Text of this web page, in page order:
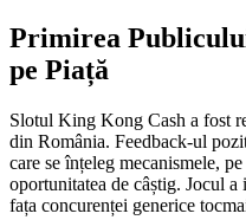
Primirea
pe Piață
Slotul King Kong Cash a fost
din România. Feedback-ul
care se înțeleg mecanismele,
oportunitatea de câștig. Jocul
fața concurenței generice